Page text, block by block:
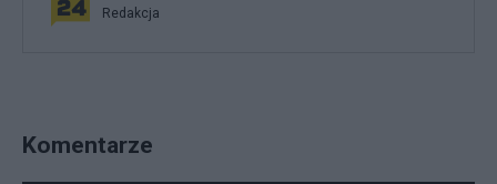
Redakcja
Komentarze